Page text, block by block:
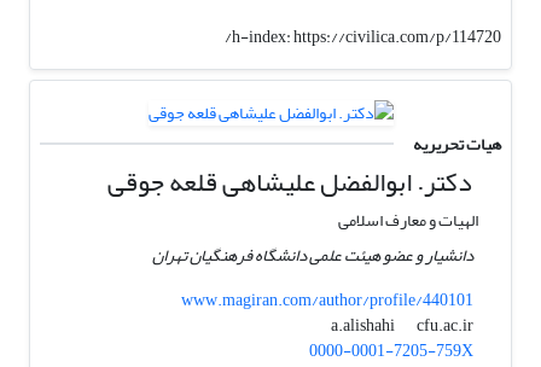
h-index:https://civilica.com/p/114720/
هیات تحریریه
دکتر. ابوالفضل علیشاهی قلعه جوقی
الهیات و معارف اسلامی
دانشیار و عضو هیئت علمی دانشگاه فرهنگیان تهران
www.magiran.com/author/profile/440101
a.alishahi
cfu.ac.ir
0000-0001-7205-759X